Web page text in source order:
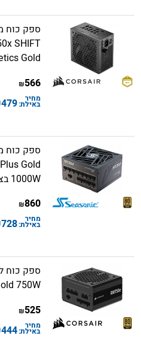
Gold
566
₪
מחיר
באילת:479
Gold
1000W בצבע שחור
860
₪
מחיר
באילת:728
750W
525
₪
מחיר
באילת:444